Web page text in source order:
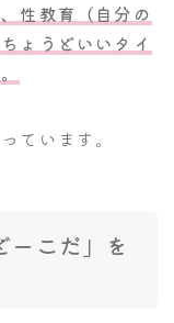
性教育（自分の
ょうどいいタイ
ています。
こだ」を